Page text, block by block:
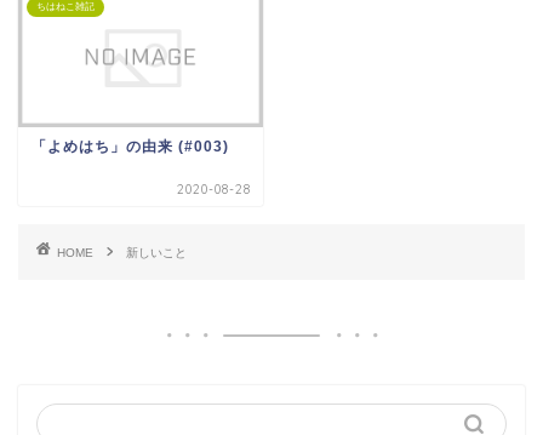
ちはねこ雑記
「よめはち」の由来 (#003)
2020-08-28
HOME 新しいこと